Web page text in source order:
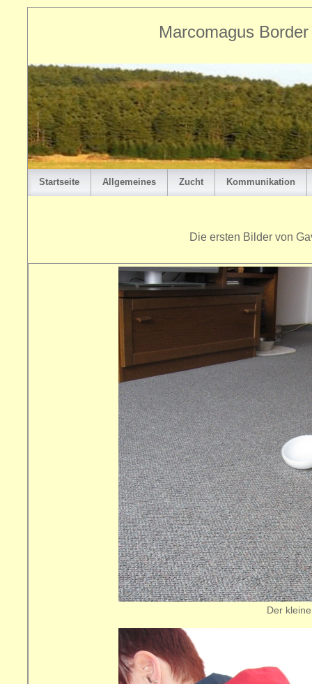
Marcomagus Border
Startseite Allgemeines Zucht Kommunikation
Die ersten Bilder von
Der